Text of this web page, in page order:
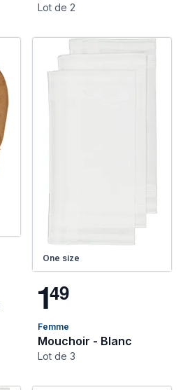
Lot de 2
One size
149
Femme
Mouchoir - Blanc
Lot de 3